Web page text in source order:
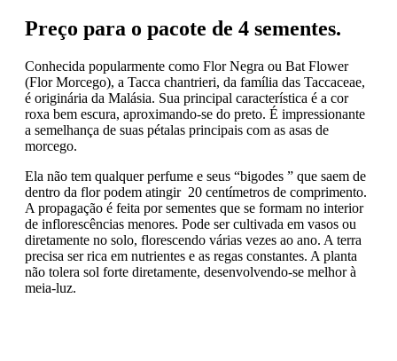
Preço para o pacote de 4 sementes.
Conhecida popularmente como Flor Negra ou Bat Flower
(Flor Morcego), a Tacca chantrieri, da família das Taccaceae,
é originária da Malásia. Sua principal característica é a cor
roxa bem escura, aproximando-se do preto. É impressionante
a semelhança de suas pétalas principais com as asas de
morcego.
Ela não tem qualquer perfume e seus “bigodes ” que saem de
dentro da flor podem atingir 20 centímetros de comprimento.
A propagação é feita por sementes que se formam no interior
de inflorescências menores. Pode ser cultivada em vasos ou
diretamente no solo, florescendo várias vezes ao ano. A terra
precisa ser rica em nutrientes e as regas constantes. A planta
não tolera sol forte diretamente, desenvolvendo-se melhor à
meia-luz.